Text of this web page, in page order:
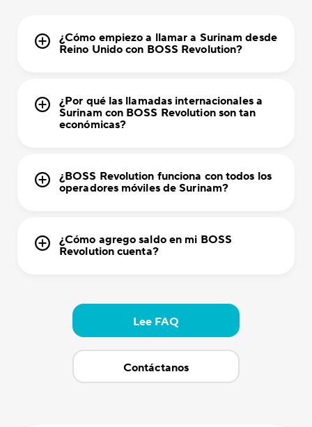
¿Cómo empiezo a llamar a Surinam desde
Reino Unido con BOSS Revolution?
¿Por qué las llamadas internacionales a
Surinam con BOSS Revolution son tan
económicas?
¿BOSS Revolution funciona con todos los
operadores móviles de Surinam?
¿Cómo agrego saldo en mi BOSS
Revolution cuenta?
Lee FAQ
Contáctanos